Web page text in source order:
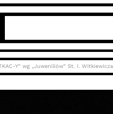
Y” wg „Juweniliów” St. I. Witkiewicza